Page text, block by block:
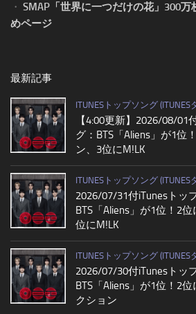
・ SMAP「世界に一つだけの花」300万
めページ
最新記事
ITUNESトップソング
【4:00更新】2026/08/01
グ：BTS「Aliens」が1位
ン、3位にM!LK
ITUNESトップソング
2026/07/31付iTunesトッ
BTS「Aliens」が1位！2
位にM!LK
ITUNESトップソング
2026/07/30付iTunesトッ
BTS「Aliens」が1位！2
クション